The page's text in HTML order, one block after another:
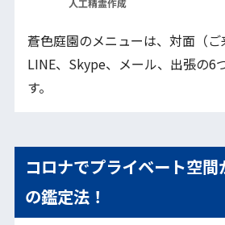
人工精霊作成
蒼色庭園のメニューは、対面（ご
LINE、Skype、メール、出張の6
す。
コロナでプライベート空
の鑑定法！